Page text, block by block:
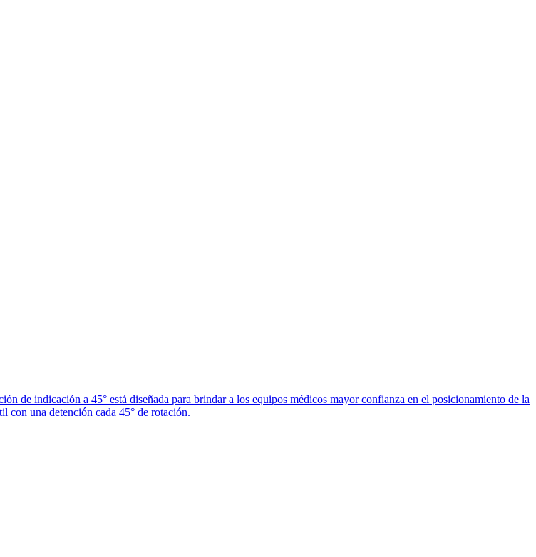
de indicación a 45° está diseñada para brindar a los equipos médicos mayor confianza en el posicionamiento de la
con una detención cada 45° de rotación.